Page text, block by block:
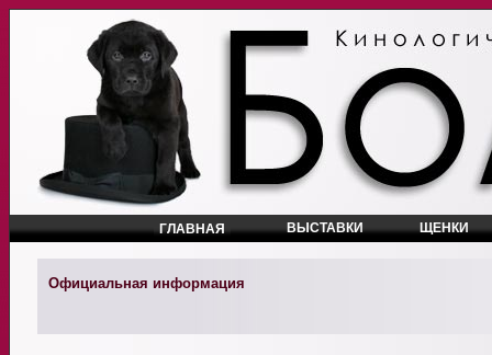
ГЛАВНАЯ ВЫСТАВКИ ЩЕНКИ
Официальная информация